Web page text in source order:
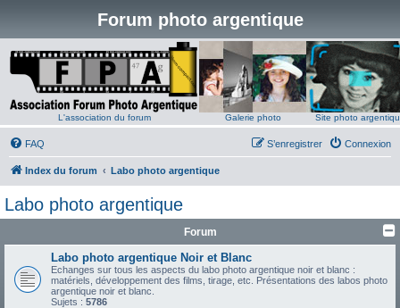
Forum photo argentique
L'association du forum Galerie photo Site photo
FAQ Connexion
S’enregistrer
Index du forum Labo photo argentique
Labo photo argentique
Forum
Labo photo argentique Noir et Blanc
Echanges sur tous les aspects du labo photo argentique noir et blanc :
matériels, développement des films, tirage, etc. Présentations des labos photo
argentique noir et blanc.
Sujets : 5786